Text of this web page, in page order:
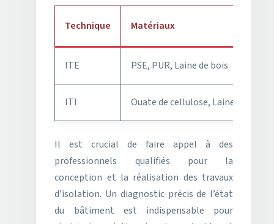
Technique Matériaux
ITE PSE, PUR, Laine de bois
ITI Ouate de cellulose, Laine de roche
Il est crucial de faire appel à des
professionnels qualifiés pour la
conception et la réalisation des travaux
d’isolation. Un diagnostic précis de l’état
du bâtiment est indispensable pour